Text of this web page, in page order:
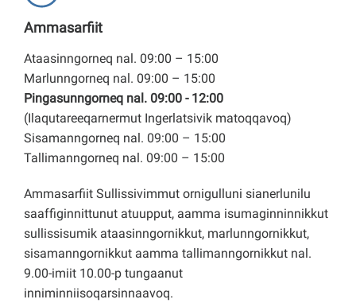
Ammasarfiit
Ataasinngorneq nal. 09:00 – 15:00
Marlunngorneq nal. 09:00 – 15:00
Pingasunngorneq nal. 09:00 - 12:00
(Ilaqutareeqarnermut Ingerlatsivik matoqqavoq)
Sisamanngorneq nal. 09:00 – 15:00
Tallimanngorneq nal. 09:00 – 15:00
Ammasarfiit Sullissivimmut ornigulluni sianerlunilu
saaffiginnittunut atuupput, aamma isumaginninnikkut
sullissisumik ataasinngornikkut, marlunngornikkut,
sisamanngornikkut aamma tallimanngornikkut nal.
9.00-imiit 10.00-p tungaanut
inniminniisoqarsinnaavoq.